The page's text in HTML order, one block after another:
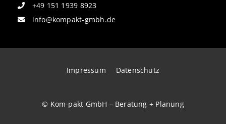
+49 151 1939 8923
info@kompakt-gmbh.de
© Kom-pakt GmbH – Beratung + Planung
Impressum Datenschutz